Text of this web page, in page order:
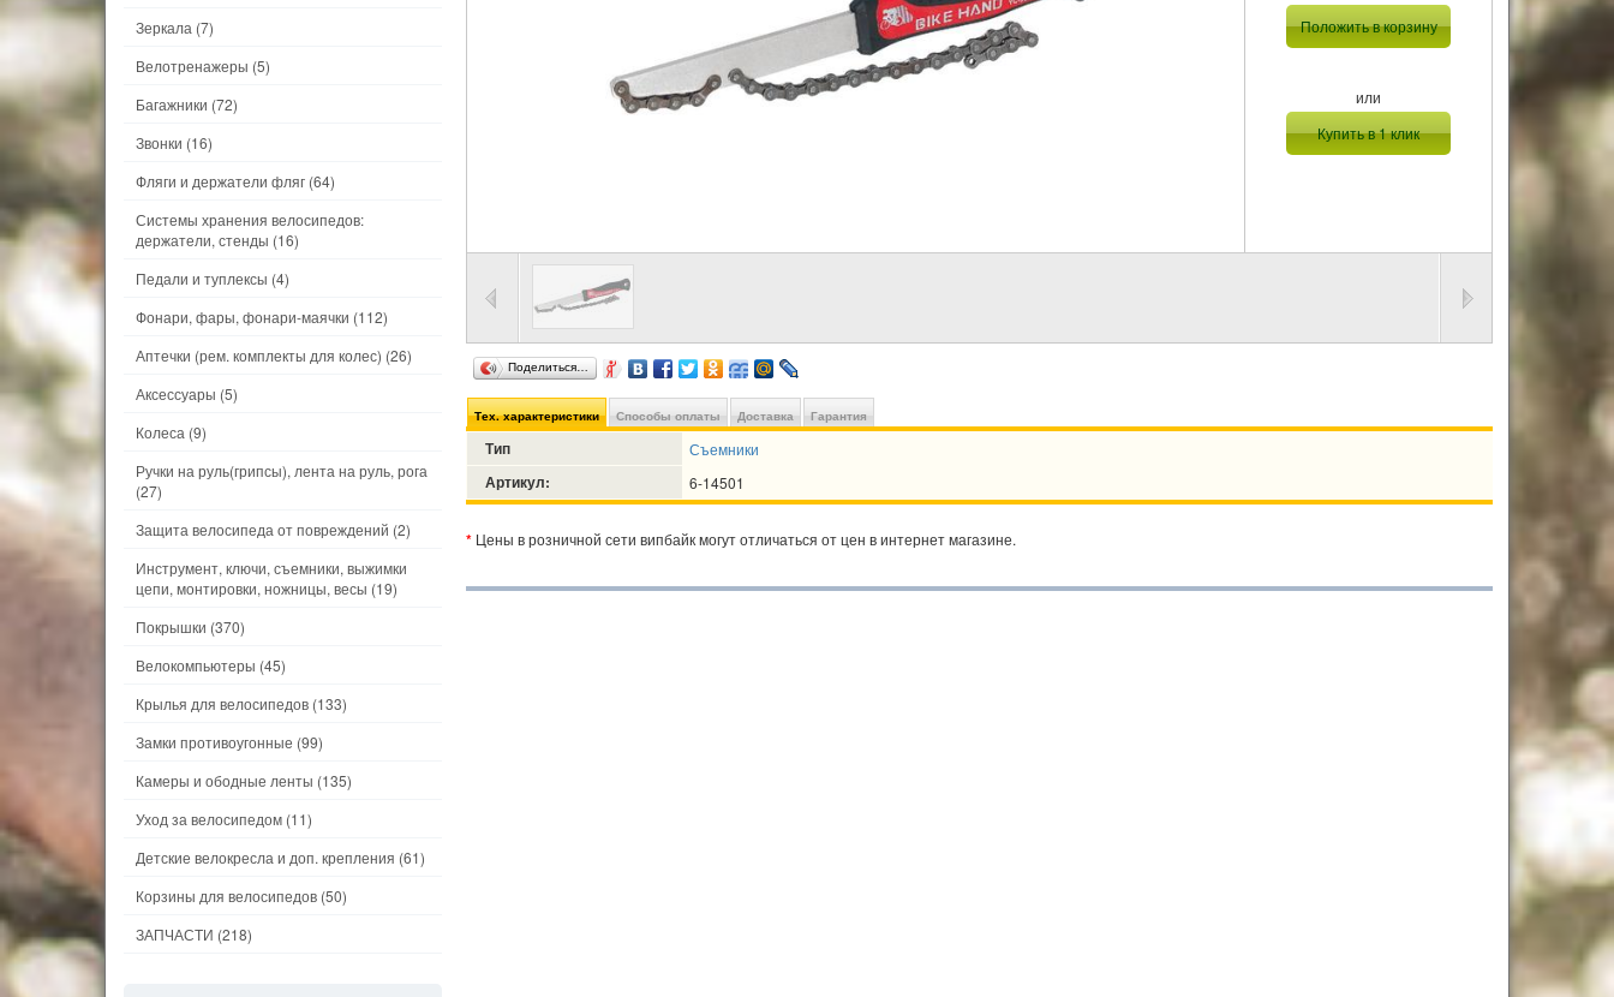
Положить в корзину
или
Купить в 1 клик
Поделиться…
Тех. характеристики Способы оплаты Доставка Гарантия
Тип Съемники
Артикул: 6-14501
* Цены в розничной сети випбайк могут отличаться от цен в интернет магазине.
Зеркала (7)
Велотренажеры (5)
Багажники (72)
Звонки (16)
Фляги и держатели фляг (64)
Системы хранения велосипедов:
держатели, стенды (16)
Педали и туплексы (4)
Фонари, фары, фонари-маячки (112)
Аптечки (рем. комплекты для колес) (26)
Аксессуары (5)
Колеса (9)
Ручки на руль(грипсы), лента на руль, рога
(27)
Защита велосипеда от повреждений (2)
Инструмент, ключи, съемники, выжимки
цепи, монтировки, ножницы, весы (19)
Покрышки (370)
Велокомпьютеры (45)
Крылья для велосипедов (133)
Замки противоугонные (99)
Камеры и ободные ленты (135)
Уход за велосипедом (11)
Детские велокресла и доп. крепления (61)
Корзины для велосипедов (50)
ЗАПЧАСТИ (218)